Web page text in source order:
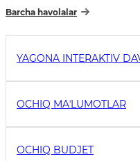
Barcha havolalar
YAGONA INTERAKTIV
OCHIQ MAʼLUMOTLAR
OCHIQ BUDJET